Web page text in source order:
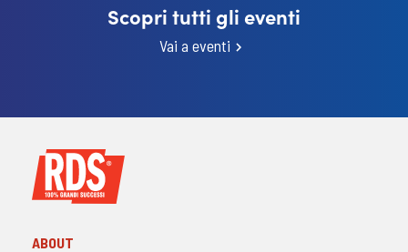
Scopri tutti gli eventi
Vai a eventi
ABOUT